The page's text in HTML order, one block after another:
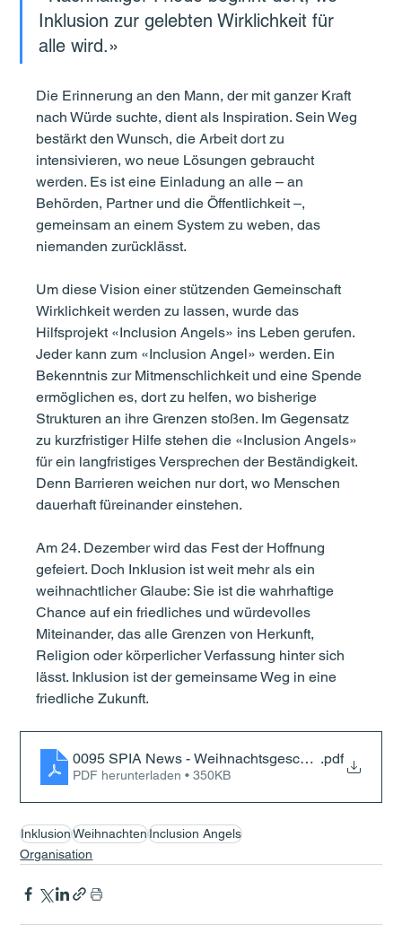
Inklusion zur gelebten Wirklichkeit für
alle wird.»
Die Erinnerung an den Mann, der mit ganzer Kraft
nach Würde suchte, dient als Inspiration. Sein Weg
bestärkt den Wunsch, die Arbeit dort zu
intensivieren, wo neue Lösungen gebraucht
werden. Es ist eine Einladung an alle – an
Behörden, Partner und die Öffentlichkeit –,
gemeinsam an einem System zu weben, das
niemanden zurücklässt.
Um diese Vision einer stützenden Gemeinschaft
Wirklichkeit werden zu lassen, wurde das
Hilfsprojekt «Inclusion Angels» ins Leben gerufen.
Jeder kann zum «Inclusion Angel» werden. Ein
Bekenntnis zur Mitmenschlichkeit und eine Spende
ermöglichen es, dort zu helfen, wo bisherige
Strukturen an ihre Grenzen stoßen. Im Gegensatz
zu kurzfristiger Hilfe stehen die «Inclusion Angels»
für ein langfristiges Versprechen der Beständigkeit.
Denn Barrieren weichen nur dort, wo Menschen
dauerhaft füreinander einstehen.
Am 24. Dezember wird das Fest der Hoffnung
gefeiert. Doch Inklusion ist weit mehr als ein
weihnachtlicher Glaube: Sie ist die wahrhaftige
Chance auf ein friedliches und würdevolles
Miteinander, das alle Grenzen von Herkunft,
Religion oder körperlicher Verfassung hinter sich
lässt. Inklusion ist der gemeinsame Weg in eine
friedliche Zukunft.
0095 SPIA News - Weihnachtsgeschichte 2025
.pdf
PDF herunterladen • 350KB
InklusionWeihnachtenInclusion Angels
Organisation